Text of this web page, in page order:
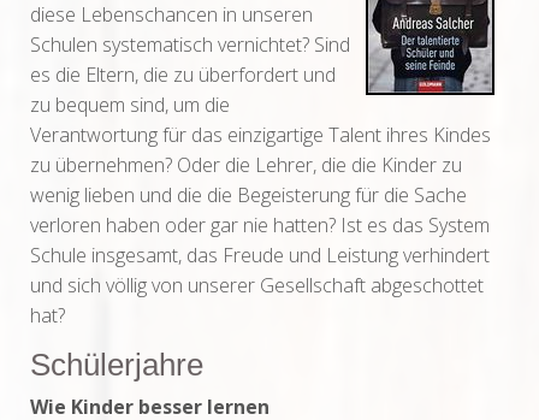
diese Lebenschancen in unseren
Schulen systematisch vernichtet? Sind
es die Eltern, die zu überfordert und
zu bequem sind, um die
Verantwortung für das einzigartige Talent ihres Kindes
zu übernehmen? Oder die Lehrer, die die Kinder zu
wenig lieben und die die Begeisterung für die Sache
verloren haben oder gar nie hatten? Ist es das System
Schule insgesamt, das Freude und Leistung verhindert
und sich völlig von unserer Gesellschaft abgeschottet
hat?
Schülerjahre
Wie Kinder besser lernen